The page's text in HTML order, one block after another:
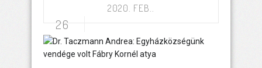
2020. FEB..
26